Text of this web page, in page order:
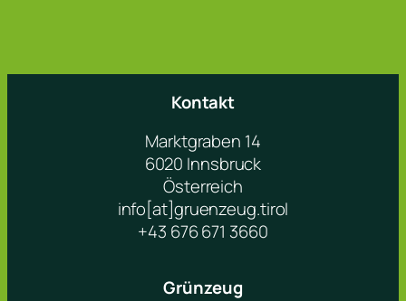
Kontakt
Marktgraben 14
6020 Innsbruck
Österreich
info[at]gruenzeug.tirol
+43 676 671 3660
Grünzeug